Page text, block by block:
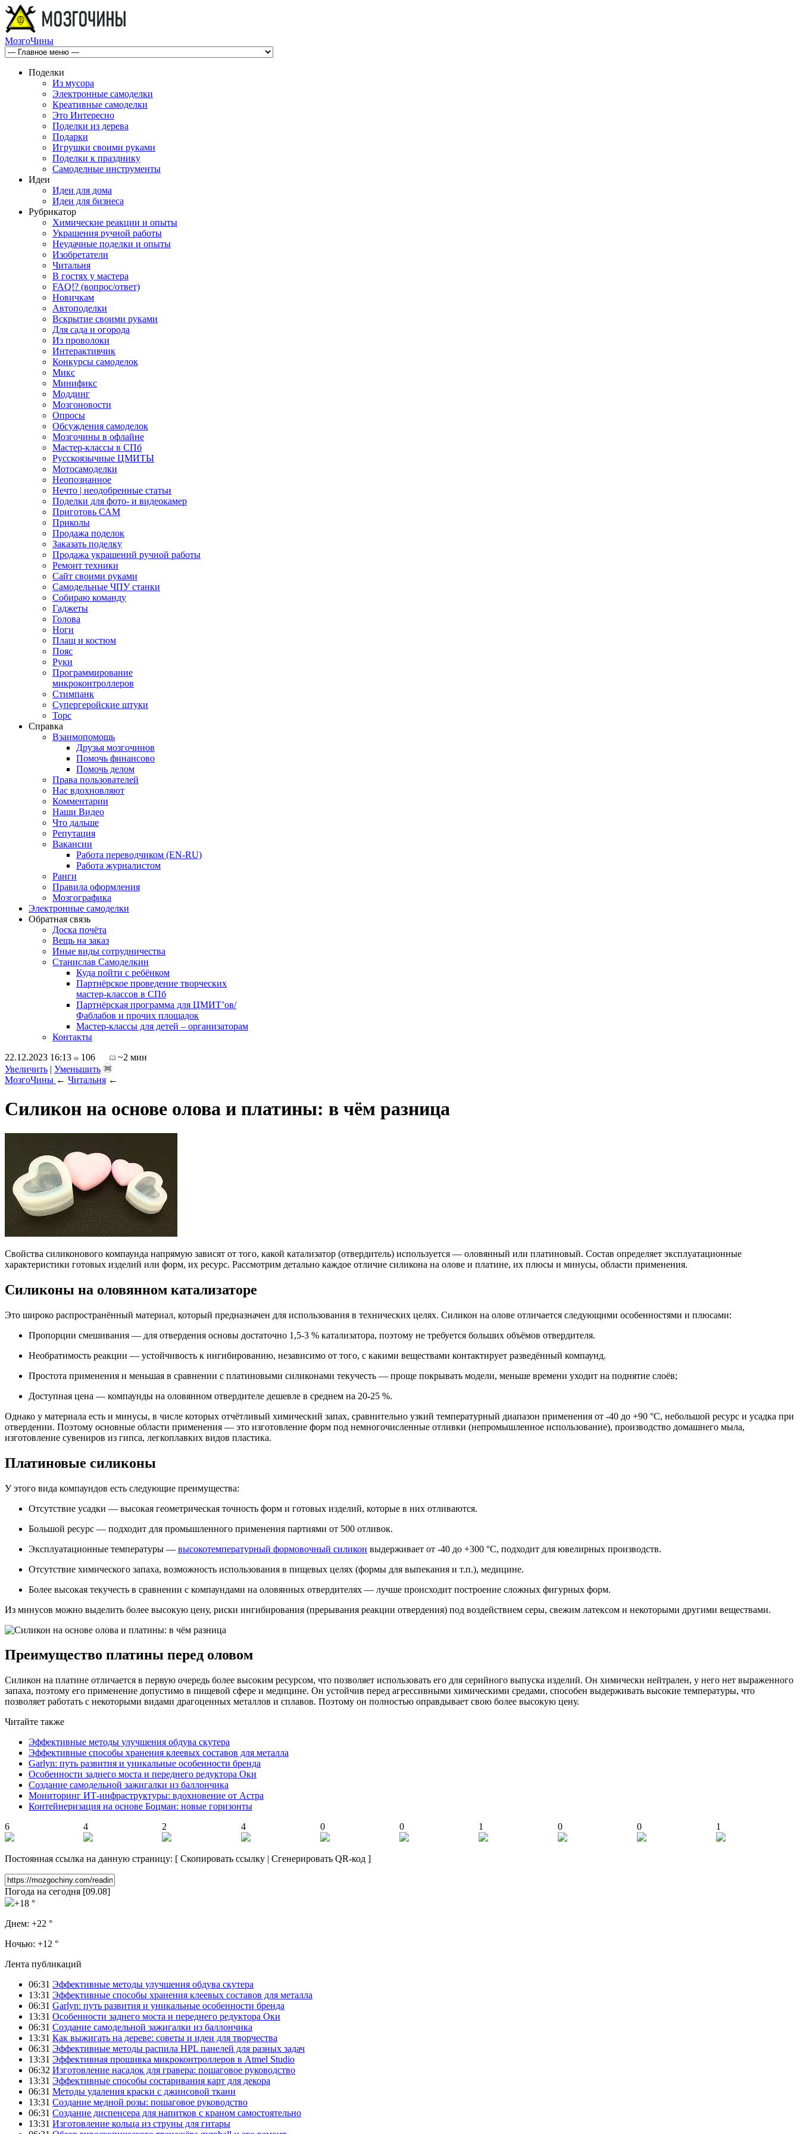
МозгоЧины
Поделки
Из мусора
Электронные самоделки
Креативные самоделки
Это Интересно
Поделки из дерева
Подарки
Игрушки своими руками
Поделки к празднику
Самоделные инструменты
Идеи
Идеи для дома
Идеи для бизнеса
Рубрикатор
Химические реакции и опыты
Украшения ручной работы
Неудачные поделки и опыты
Изобретатели
Читальня
В гостях у мастера
FAQ!? (вопрос/ответ)
Новичкам
Автоподелки
Вскрытие своими руками
Для сада и огорода
Из проволоки
Интерактивчик
Конкурсы самоделок
Микс
Минификс
Моддинг
Мозгоновости
Опросы
Обсуждения самоделок
Мозгочины в офлайне
Мастер-классы в СПб
Русскоязычные ЦМИТЫ
Мотосамоделки
Неопознанное
Нечто | неодобренные статьи
Поделки для фото- и видеокамер
Приготовь САМ
Приколы
Продажа поделок
Заказать поделку
Продажа украшений ручной работы
Ремонт техники
Сайт своими руками
Самодельные ЧПУ станки
Собираю команду
Гаджеты
Голова
Ноги
Плащ и костюм
Пояс
Руки
Программирование
микроконтроллеров
Стимпанк
Супергеройские штуки
Торс
Справка
Взаимопомощь
Друзья мозгочинов
Помочь финансово
Помочь делом
Права пользователей
Нас вдохновляют
Комментарии
Наши Видео
Что дальше
Репутация
Вакансии
Работа переводчиком (EN-RU)
Работа журналистом
Ранги
Правила оформления
Мозгографика
Электронные самоделки
Обратная связь
Доска почёта
Вещь на заказ
Иные виды сотрудничества
Станислав Самоделкин
Куда пойти с ребёнком
Партнёрское проведение творческих
мастер-классов в СПб
Партнёрская программа для ЦМИТ’ов/
Фаблабов и прочих площадок
Мастер-классы для детей – организаторам
Контакты
22.12.2023 16:13
106
~2 мин
Увеличить | Уменьшить
МозгоЧины ← Читальня ←
Силикон на основе олова и платины: в чём разница
Свойства силиконового компаунда напрямую зависят от того, какой катализатор (отвердитель) используется — оловянный или платиновый. Состав определяет эксплуатационные
характеристики готовых изделий или форм, их ресурс. Рассмотрим детально каждое отличие силикона на олове и платине, их плюсы и минусы, области применения.
Силиконы на оловянном катализаторе
Это широко распространённый материал, который предназначен для использования в технических целях. Силикон на олове отличается следующими особенностями и плюсами:
Пропорции смешивания — для отвердения основы достаточно 1,5-3 % катализатора, поэтому не требуется больших объёмов отвердителя.
Необратимость реакции — устойчивость к ингибированию, независимо от того, с какими веществами контактирует разведённый компаунд.
Простота применения и меньшая в сравнении с платиновыми силиконами текучесть — проще покрывать модели, меньше времени уходит на поднятие слоёв;
Доступная цена — компаунды на оловянном отвердителе дешевле в среднем на 20-25 %.
Однако у материала есть и минусы, в числе которых отчётливый химический запах, сравнительно узкий температурный диапазон применения от -40 до +90 °C, небольшой ресурс и усадка при
отвердении. Поэтому основные области применения — это изготовление форм под немногочисленные отливки (непромышленное использование), производство домашнего мыла,
изготовление сувениров из гипса, легкоплавких видов пластика.
Платиновые силиконы
У этого вида компаундов есть следующие преимущества:
Отсутствие усадки — высокая геометрическая точность форм и готовых изделий, которые в них отливаются.
Большой ресурс — подходит для промышленного применения партиями от 500 отливок.
Эксплуатационные температуры — высокотемпературный формовочный силикон выдерживает от -40 до +300 °C, подходит для ювелирных производств.
Отсутствие химического запаха, возможность использования в пищевых целях (формы для выпекания и т.п.), медицине.
Более высокая текучесть в сравнении с компаундами на оловянных отвердителях — лучше происходит построение сложных фигурных форм.
Из минусов можно выделить более высокую цену, риски ингибирования (прерывания реакции отвердения) под воздействием серы, свежим латексом и некоторыми другими веществами.
Преимущество платины перед оловом
Силикон на платине отличается в первую очередь более высоким ресурсом, что позволяет использовать его для серийного выпуска изделий. Он химически нейтрален, у него нет выраженного
запаха, поэтому его применение допустимо в пищевой сфере и медицине. Он устойчив перед агрессивными химическими средами, способен выдерживать высокие температуры, что
позволяет работать с некоторыми видами драгоценных металлов и сплавов. Поэтому он полностью оправдывает свою более высокую цену.
Читайте также
Эффективные методы улучшения обдува скутера
Эффективные способы хранения клеевых составов для металла
Garlyn: путь развития и уникальные особенности бренда
Особенности заднего моста и переднего редуктора Оки
Создание самодельной зажигалки из баллончика
Мониторинг ИТ-инфраструктуры: вдохновение от Астра
Контейнеризация на основе Боцман: новые горизонты
6
4 2 4 0 0 1 0 0 1
Постоянная ссылка на данную страницу: [ Скопировать ссылку | Сгенерировать QR-код ]
Погода на сегодня [09.08]
+18 °
Днем: +22 °
Ночью: +12 °
Лента публикаций
06:31 Эффективные методы улучшения обдува скутера
13:31 Эффективные способы хранения клеевых составов для металла
06:31 Garlyn: путь развития и уникальные особенности бренда
13:31 Особенности заднего моста и переднего редуктора Оки
06:31 Создание самодельной зажигалки из баллончика
13:31 Как выжигать на дереве: советы и идеи для творчества
06:31 Эффективные методы распила HPL панелей для разных задач
13:31 Эффективная прошивка микроконтроллеров в Atmel Studio
06:32 Изготовление насадок для гравера: пошаговое руководство
13:31 Эффективные способы состаривания карт для декора
06:31 Методы удаления краски с джинсовой ткани
13:31 Создание медной розы: пошаговое руководство
06:31 Создание диспенсера для напитков с краном самостоятельно
13:31 Изготовление кольца из струны для гитары